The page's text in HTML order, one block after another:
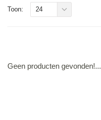
Toon: 24
Geen producten gevonden!...